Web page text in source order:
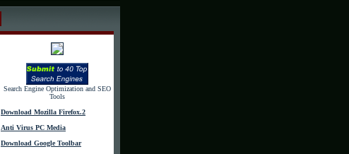
Search Engine Optimization and SEO
Tools
Download Mozilla Firefox.2
Anti Virus PC Media
Download Google Toolbar